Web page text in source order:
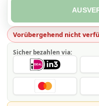
Vorübergehend nicht
Sicher bezahlen via: